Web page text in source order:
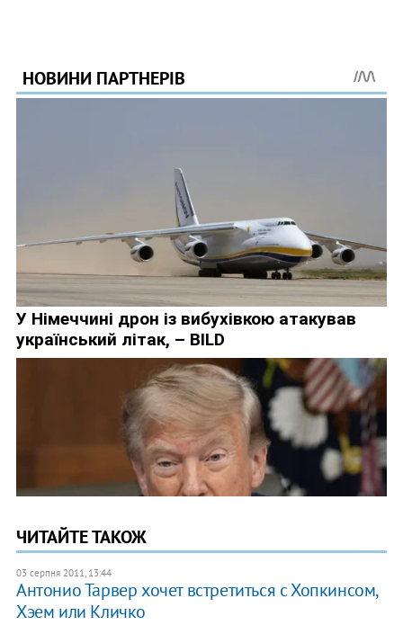
ЧИТАЙТЕ ТАКОЖ
03 серпня 2011, 13:44
Антонио Тарвер хочет встретиться с Хопкинсом,
Хэем или Кличко